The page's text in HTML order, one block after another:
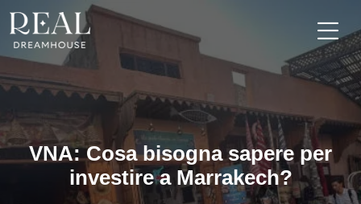
VNA: Cosa bisogna sapere per
investire a Marrakech?